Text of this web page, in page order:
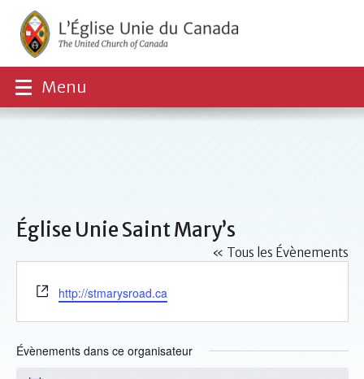
Menu
Église Unie Saint Mary’s
« Tous les Évènements
Site
web
http://stmarysroad.ca
Évènements dans ce organisateur